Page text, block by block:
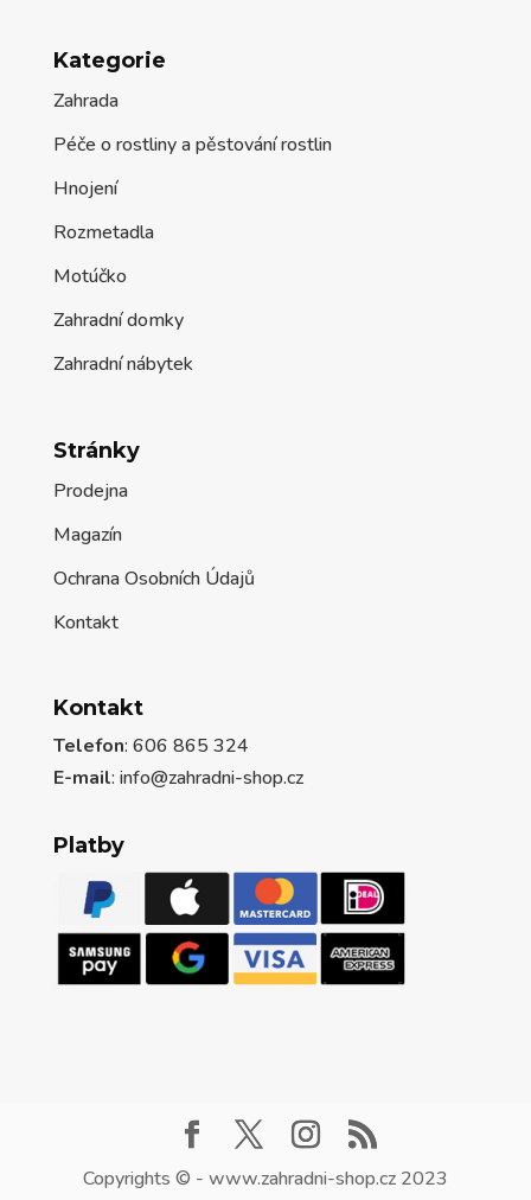
Kategorie
Zahrada
Péče o rostliny a pěstování rostlin
Hnojení
Rozmetadla
Motúčko
Zahradní domky
Zahradní nábytek
Stránky
Prodejna
Magazín
Ochrana Osobních Údajů
Kontakt
Kontakt
Telefon: 606 865 324
E-mail: info@zahradni-shop.cz
Platby
Copyrights © - www.zahradni-shop.cz 2023